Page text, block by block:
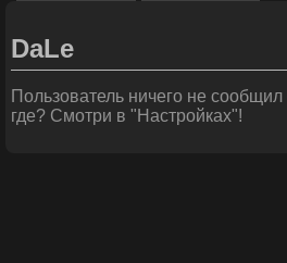
DaLe
Пользователь ничего не
где? Смотри в "Настройках"!